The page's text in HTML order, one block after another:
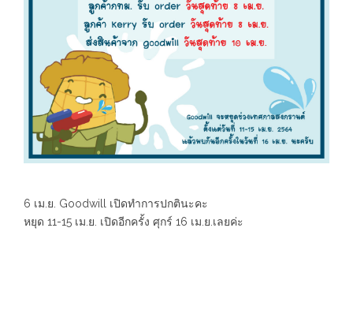
6 เม.ย. Goodwill เปิดทำการปกตินะคะ
หยุด 11-15 เม.ย. เปิดอีกครั้ง ศุกร์ 16 เม.ย.เลยค่ะ